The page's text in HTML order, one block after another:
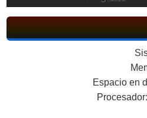
Espacio en